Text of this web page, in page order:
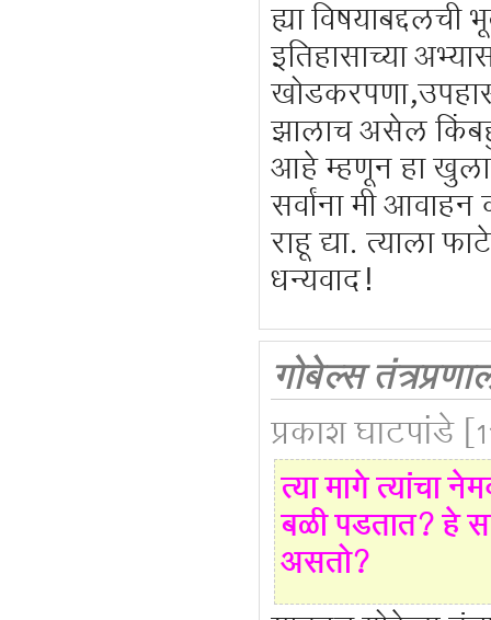
ह्या विषयाबद्दलची
इतिहासाच्या
झालाच असेल
आहे म्हणून हा
सर्वांना मी
राहू द्या. त्याला
धन्यवाद!
गोबेल्स
प्रकाश घाटपांडे
त्या मागे त्यांचा
बळी पडतात? हे
असतो?